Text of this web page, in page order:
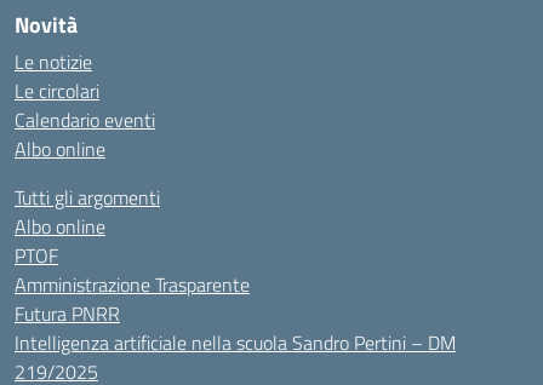
Novità
Le notizie
Le circolari
Calendario eventi
Albo online
Tutti gli argomenti
Albo online
PTOF
Amministrazione Trasparente
Futura PNRR
Intelligenza artificiale nella scuola Sandro Pertini – DM
219/2025